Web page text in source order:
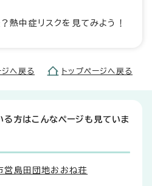
熱中症リスクを見てみよう！
へ戻る トップページへ戻る
る方はこんなページも見ていま
営島田団地おおね荘